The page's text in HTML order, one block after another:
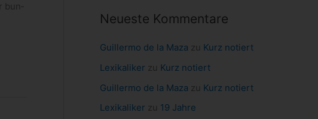
bun­
a
h
:
Neueste Kommentare
Guillermo de la Maza zu Kurz notiert
Lexikaliker zu Kurz notiert
Guillermo de la Maza zu Kurz notiert
Lexikaliker zu 19 Jahre